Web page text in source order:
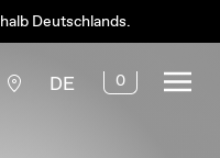
Deutschlands.
DE 0